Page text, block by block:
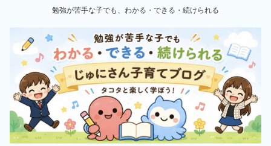
勉強が苦手な子でも、わかる・できる・続けられる